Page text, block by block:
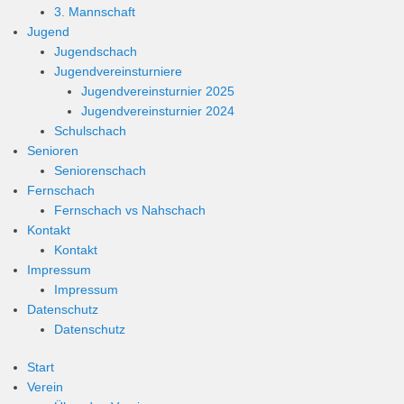
3. Mannschaft
Jugend
Jugendschach
Jugendvereinsturniere
Jugendvereinsturnier 2025
Jugendvereinsturnier 2024
Schulschach
Senioren
Seniorenschach
Fernschach
Fernschach vs Nahschach
Kontakt
Kontakt
Impressum
Impressum
Datenschutz
Datenschutz
Start
Verein